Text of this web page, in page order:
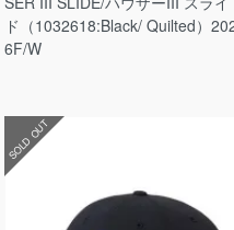
ド（1032618:Black/ Quilted）
6F/W
SOLD OUT